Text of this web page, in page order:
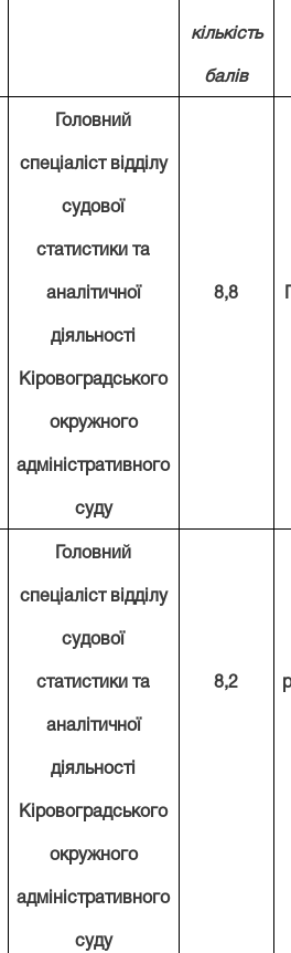
кількість
балів
Головний
спеціаліст відділу
судової
статистики та
аналітичної
діяльності
Кіровоградського
окружного
адміністративного
суду
8,8
Головний
спеціаліст відділу
судової
статистики та
аналітичної
діяльності
Кіровоградського
окружного
адміністративного
суду
8,2